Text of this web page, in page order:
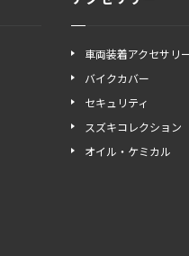
車両装着アクセサリ
バイクカバー
セキュリティ
スズキコレクション
オイル・ケミカル